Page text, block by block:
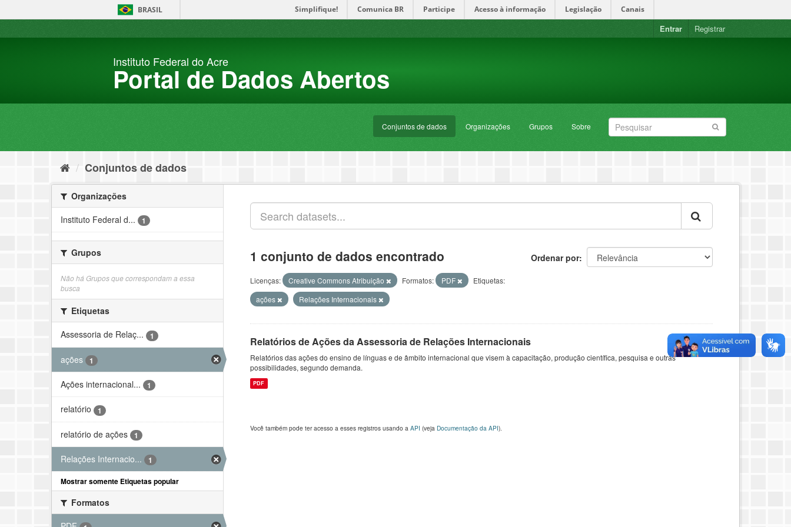
BRASIL Simplifique! Comunica BR Participe Acesso à informação Legislação Canais
Entrar Registrar
Instituto Federal do Acre
Portal de Dados Abertos
Conjuntos de dados Organizações Grupos Sobre
Conjuntos de dados
Organizações
Instituto Federal d...
1
Grupos
Não há Grupos que correspondam a essa
busca
Etiquetas
Assessoria de Relaç...
1
ações 1
Ações internacional... 1
relatório 1
relatório de ações 1
Relações Internacio...
1
Mostrar somente Etiquetas popular
Formatos
Ordenar por
1 conjunto de dados encontrado
Licenças: Creative Commons Atribuição Formatos: PDF
Etiquetas:
ações
Relações Internacionais
Relatórios de Ações da Assessoria de Relações Internacionais
Relatórios das ações do ensino de línguas e de âmbito internacional que visem à capacitação, produção científica, pesquisa e outras
possibilidades, segundo demanda.
PDF
Você também pode ter acesso a esses registros usando a API (veja Documentação da API).